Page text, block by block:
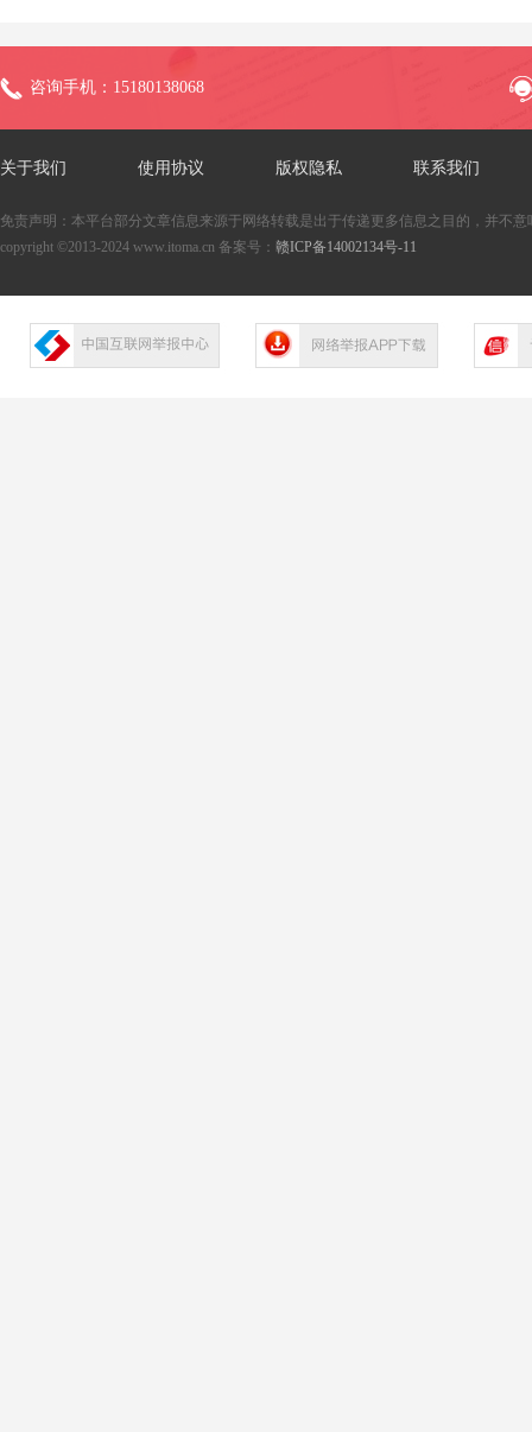
咨询手机：15180138068
关于我们 使用协议 版权隐私 联系我们
免责声明：本平台部分文章信息来源于网络转载是出于传递更多信息之目的，并不
copyright ©2013-2024 www.itoma.cn 备案号： 赣ICP备14002134号-11